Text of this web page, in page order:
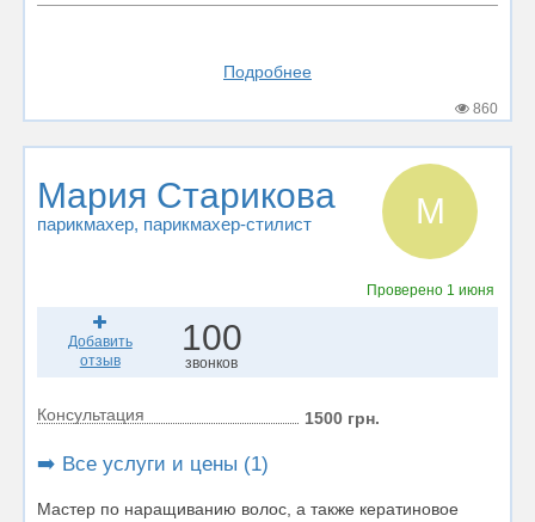
Подробнее
860
Мария Старикова
парикмахер, парикмахер-стилист М
Проверено 1 июня
Добавить
отзыв
100
звонков
Консультация 1500 грн.
➡️ Все услуги и цены (1)
Мастер по наращиванию волос, а также кератиновое